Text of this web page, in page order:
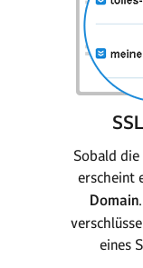
Sobald
erscheint
Domain
eines